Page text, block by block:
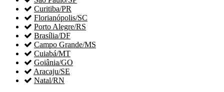
 Curitiba/PR
 Florianópolis/SC
 Porto Alegre/RS
 Brasília/DF
 Campo Grande/MS
 Cuiabá/MT
 Goiânia/GO
 Aracaju/SE
 Natal/RN